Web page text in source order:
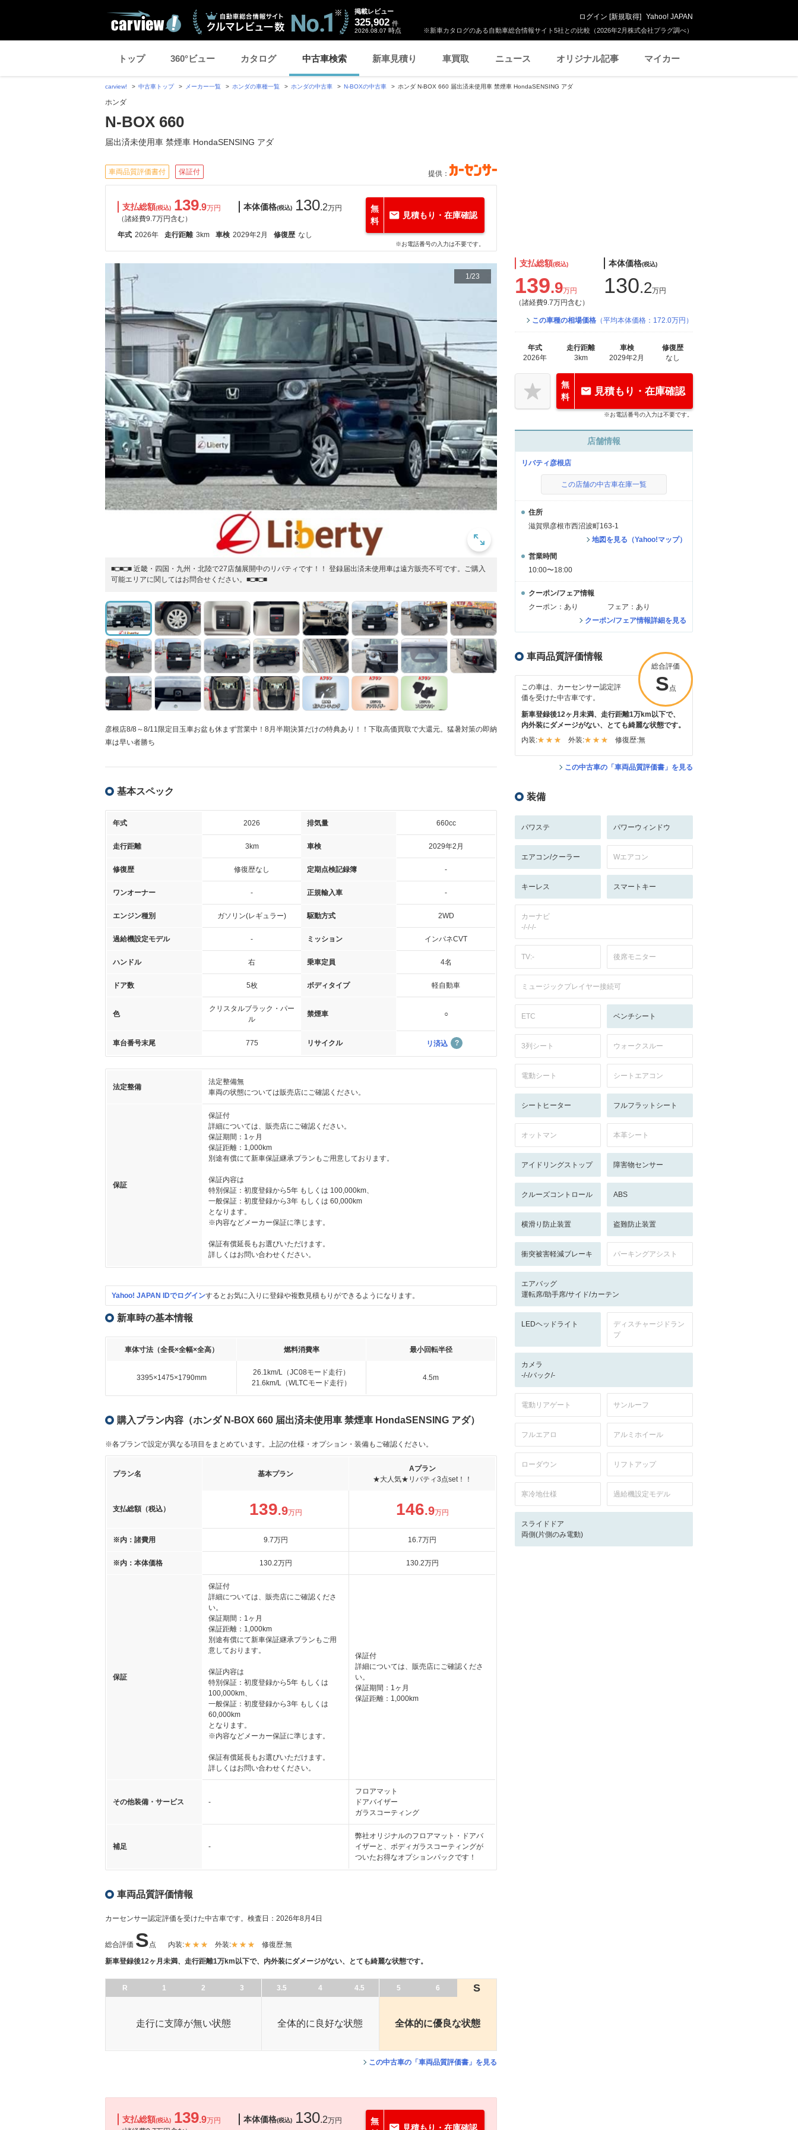
※新車カタログのある自動車総合情報サイト5社との比較（2026年2月株式会社プラグ調べ）
掲載レビュー
325,902 件
2026.08.07 時点
ログイン [新規取得] Yahoo! JAPAN
トップ 360°ビュー カタログ 中古車検索 新車見積り 車買取 ニュース オリジナル記事 マイカー
carview! 中古車トップ メーカー一覧 ホンダの車種一覧 ホンダの中古車 N-BOXの中古車 ホンダ N-BOX 660 届出済未使用車 禁煙車 HondaSENSING アダ
ホンダ
N-BOX 660
届出済未使用車 禁煙車 HondaSENSING アダ
車両品質評価書付 保証付 提供：
支払総額(税込) 139.9万円
（諸経費9.7万円含む）
本体価格(税込) 130.2万円
年式 2026年 走行距離 3km 車検 2029年2月 修復歴 なし
無
料
見積もり・在庫確認
※お電話番号の入力は不要です。
1/23
■□■□■ 近畿・四国・九州・北陸で27店舗展開中のリバティです！！ 登録届出済未使用車は遠方販売不可です。ご購入
可能エリアに関してはお問合せください。■□■□■
彦根店8/8～8/11限定目玉車お盆も休まず営業中！8月半期決算だけの特典あり！！下取高価買取で大還元。猛暑対策の即納
車は早い者勝ち
基本スペック
年式 2026 排気量 660cc
走行距離 3km 車検 2029年2月
修復歴 修復歴なし 定期点検記録簿 -
ワンオーナー - 正規輸入車 -
エンジン種別 ガソリン(レギュラー) 駆動方式 2WD
過給機設定モデル - ミッション インパネCVT
ハンドル 右 乗車定員 4名
ドア数 5枚 ボディタイプ 軽自動車
色
クリスタルブラック・パー
ル
禁煙車 ○
車台番号末尾 775 リサイクル リ済込
法定整備
法定整備無
車両の状態については販売店にご確認ください。
保証
保証付
詳細については、販売店にご確認ください。
保証期間：1ヶ月
保証距離：1,000km
別途有償にて新車保証継承プランもご用意しております。
保証内容は
特別保証：初度登録から5年 もしくは 100,000km、
一般保証：初度登録から3年 もしくは 60,000km
となります。
※内容などメーカー保証に準じます。
保証有償延長もお選びいただけます。
詳しくはお問い合わせください。
Yahoo! JAPAN IDでログインするとお気に入りに登録や複数見積もりができるようになります。
新車時の基本情報
車体寸法（全長×全幅×全高） 燃料消費率 最小回転半径
3395×1475×1790mm
26.1km/L（JC08モード走行）
21.6km/L（WLTCモード走行）
4.5m
購入プラン内容（ホンダ N-BOX 660 届出済未使用車 禁煙車 HondaSENSING アダ）
※各プランで設定が異なる項目をまとめています。上記の仕様・オプション・装備もご確認ください。
プラン名 基本プラン
Aプラン
★大人気★リバティ3点set！！
支払総額（税込） 139.9万円 146.9万円
※内：諸費用 9.7万円 16.7万円
※内：本体価格 130.2万円 130.2万円
保証
保証付
詳細については、販売店にご確認くださ
い。
保証期間：1ヶ月
保証距離：1,000km
別途有償にて新車保証継承プランもご用
意しております。
保証内容は
特別保証：初度登録から5年 もしくは
100,000km、
一般保証：初度登録から3年 もしくは
60,000km
となります。
※内容などメーカー保証に準じます。
保証有償延長もお選びいただけます。
詳しくはお問い合わせください。
保証付
詳細については、販売店にご確認くださ
い。
保証期間：1ヶ月
保証距離：1,000km
その他装備・サービス -
フロアマット
ドアバイザー
ガラスコーティング
補足 -
弊社オリジナルのフロアマット・ドアバ
イザーと、ボディガラスコーティングが
ついたお得なオプションパックです！
車両品質評価情報
カーセンサー認定評価を受けた中古車です。 検査日：2026年8月4日
総合評価 S点 内装: 外装: 修復歴:無
新車登録後12ヶ月未満、走行距離1万km以下で、内外装にダメージがない、とても綺麗な状態です。
R 1 2 3 3.5 4 4.5 5 6 S
走行に支障が無い状態 全体的に良好な状態 全体的に優良な状態
この中古車の「車両品質評価書」を見る
支払総額(税込) 139.9万円
本体価格(税込) 130.2万円
無
見積もり・在庫確認
支払総額(税込)
139.9万円
（諸経費9.7万円含む）
本体価格(税込)
130.2万円
この車種の相場価格 （平均本体価格：172.0万円）
年式
2026年
走行距離
3km
車検
2029年2月
修復歴
なし
無
料
見積もり・在庫確認
※お電話番号の入力は不要です。
店舗情報
リバティ彦根店
この店舗の中古車在庫一覧
住所
滋賀県彦根市西沼波町163-1
地図を見る（Yahoo!マップ）
営業時間
10:00〜18:00
クーポン/フェア情報
クーポン：あり
フェア：あり
クーポン/フェア情報詳細を見る
車両品質評価情報
総合評価
S点
この車は、カーセンサー認定評
価を受けた中古車です。
新車登録後12ヶ月未満、走行距離1万km以下で、
内外装にダメージがない、とても綺麗な状態です。
内装:
外装: 修復歴:無
この中古車の「車両品質評価書」を見る
装備
パワステ パワーウィンドウ
エアコン/クーラー Wエアコン
キーレス スマートキー
カーナビ
-/-/-/-
TV:- 後席モニター
ミュージックプレイヤー接続可
ETC ベンチシート
3列シート ウォークスルー
電動シート シートエアコン
シートヒーター フルフラットシート
オットマン 本革シート
アイドリングストップ 障害物センサー
クルーズコントロール ABS
横滑り防止装置 盗難防止装置
衝突被害軽減ブレーキ パーキングアシスト
エアバッグ
運転席/助手席/サイド/カーテン
LEDヘッドライト
ディスチャージドラン
プ
カメラ
-/-/バック/-
電動リアゲート サンルーフ
フルエアロ アルミホイール
ローダウン リフトアップ
寒冷地仕様 過給機設定モデル
スライドドア
両側(片側のみ電動)